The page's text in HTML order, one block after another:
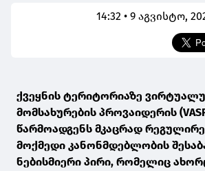
14:32 • 9 აგვისტო,
ქვეყნის ტერიტორიაზე
მომსახურების პროვაიდერის
წარმოადგენს მკაცრად
მოქმედი კანონმდებლობის
ნებისმიერი პირი, რომელიც